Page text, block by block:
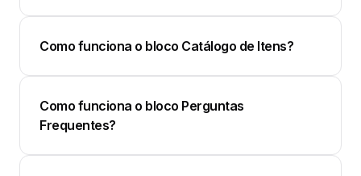
Como funciona o bloco Catálogo de Itens?
Como funciona o bloco Perguntas
Frequentes?